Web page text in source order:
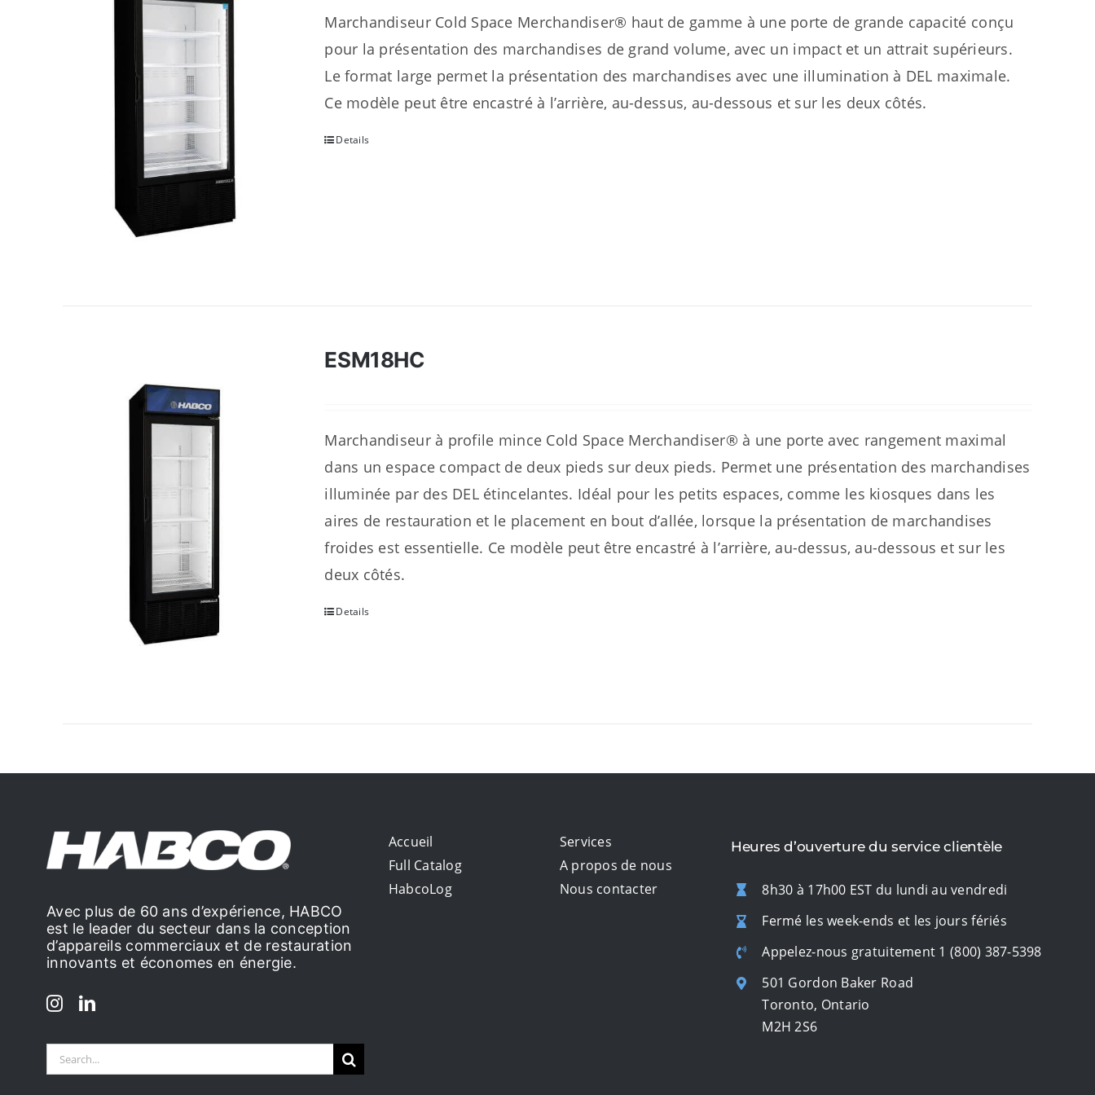
Marchandiseur Cold Space Merchandiser® haut de gamme à une porte de grande capacité conçu
pour la présentation des marchandises de grand volume, avec un impact et un attrait supérieurs.
Le format large permet la présentation des marchandises avec une illumination à DEL maximale.
Ce modèle peut être encastré à l’arrière, au-dessus, au-dessous et sur les deux côtés.
Details
ESM18HC
Marchandiseur à profile mince Cold Space Merchandiser® à une porte avec rangement maximal
dans un espace compact de deux pieds sur deux pieds. Permet une présentation des marchandises
illuminée par des DEL étincelantes. Idéal pour les petits espaces, comme les kiosques dans les
aires de restauration et le placement en bout d’allée, lorsque la présentation de marchandises
froides est essentielle. Ce modèle peut être encastré à l’arrière, au-dessus, au-dessous et sur les
deux côtés.
Details
Avec plus de 60 ans d’expérience, HABCO
est le leader du secteur dans la conception
d’appareils commerciaux et de restauration
innovants et économes en énergie.
Search
Accueil
Full Catalog
HabcoLog
Services
A propos de nous
Nous contacter
Heures d’ouverture du service clientèle
8h30 à 17h00 EST du lundi au vendredi
Fermé les week-ends et les jours fériés
Appelez-nous gratuitement 1 (800) 387-5398
501 Gordon Baker Road
Toronto, Ontario
M2H 2S6